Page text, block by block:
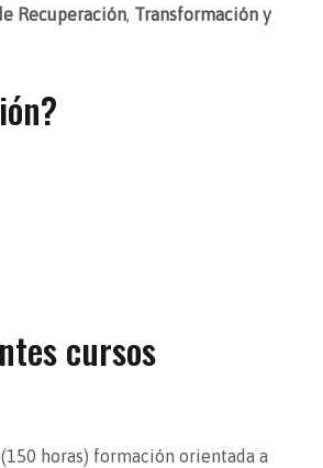
Recuperación, Transformación y
cursos
(150 horas) formación orientada a